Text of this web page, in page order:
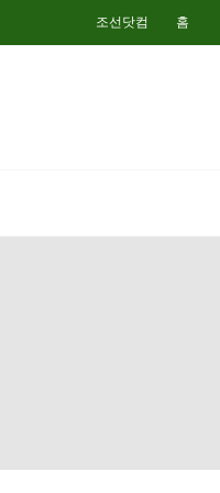
조선닷컴 홈